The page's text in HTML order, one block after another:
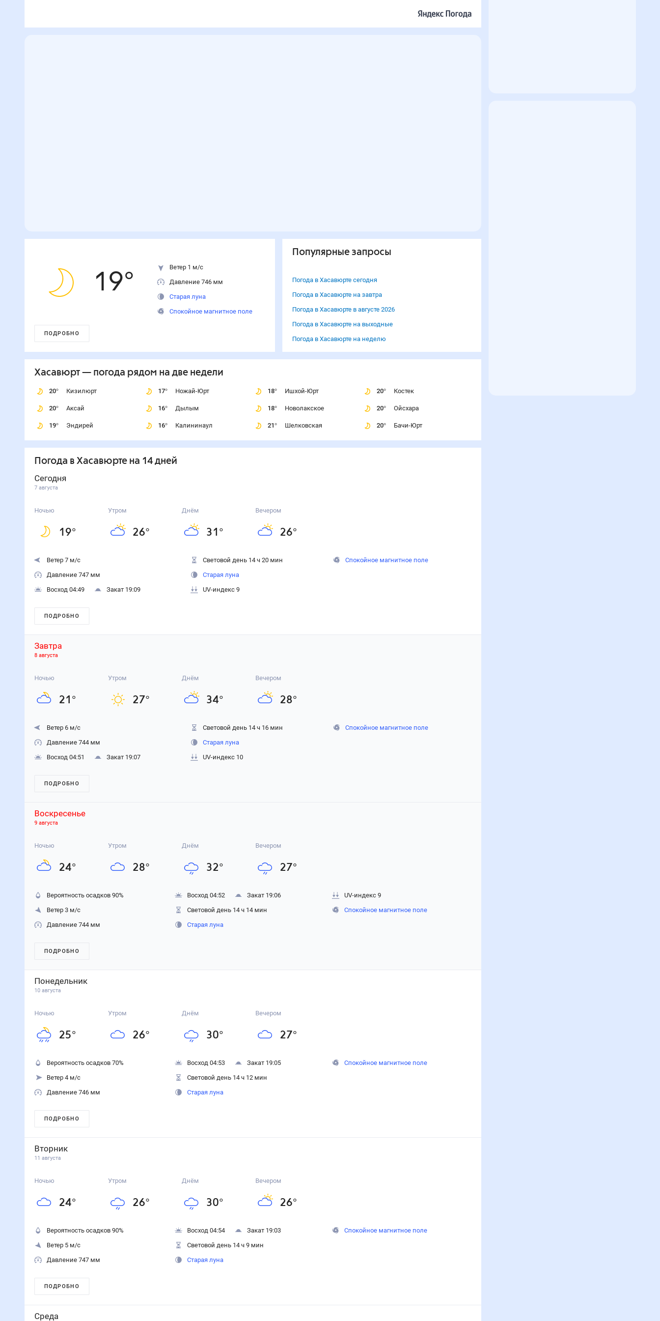
19°
Ветер 1 м/с
Давление 746 мм
Старая луна
Спокойное магнитное поле
ПОДРОБНО
Популярные запросы
Погода в Хасавюрте сегодня
Погода в Хасавюрте на завтра
Погода в Хасавюрте в августе 2026
Погода в Хасавюрте на выходные
Погода в Хасавюрте на неделю
Хасавюрт— погода рядом на две недели
20° Кизилюрт
20° Аксай
19° Эндирей
17° Ножай-Юрт
16° Дылым
16° Калининаул
18° Ишхой-Юрт
18° Новолакское
21° Шелковская
20° Костек
20° Ойсхара
20° Бачи-Юрт
Погода в Хасавюртена 14 дней
Сегодня
7 августа
Ночью
19°
Утром
26°
Днём
31 °
Вечером
26°
Ветер 7 м/с
Давление 747 мм
Восход 04:49
Закат 19:09
Световой день 14 ч 20 мин
Старая луна
UV-индекс 9
Спокойное магнитное поле
ПОДРОБНО
Завтра
8 августа
Ночью
21 °
Утром
27°
Днём
34°
Вечером
28°
Ветер 6 м/с
Давление 744 мм
Восход 04:51
Закат 19:07
Световой день 14 ч 16 мин
Старая луна
UV-индекс 10
Спокойное магнитное поле
ПОДРОБНО
Воскресенье
9 августа
Ночью
24°
Утром
28°
Днём
32°
Вечером
27°
Вероятность осадков 90%
Ветер 3 м/с
Давление 744 мм
Восход 04:52
Закат 19:06
Световой день 14 ч 14 мин
Старая луна
UV-индекс 9
Спокойное магнитное поле
ПОДРОБНО
Понедельник
10 августа
Ночью
25°
Утром
26°
Днём
30°
Вечером
27°
Вероятность осадков 70%
Ветер 4 м/с
Давление 746 мм
Восход 04:53
Закат 19:05
Световой день 14 ч 12 мин
Старая луна
Спокойное магнитное поле
ПОДРОБНО
Вторник
11 августа
Ночью
24°
Утром
26°
Днём
30°
Вечером
26°
Вероятность осадков 90%
Ветер 5 м/с
Давление 747 мм
Восход 04:54
Закат 19:03
Световой день 14 ч 9 мин
Старая луна
Спокойное магнитное поле
ПОДРОБНО
Среда